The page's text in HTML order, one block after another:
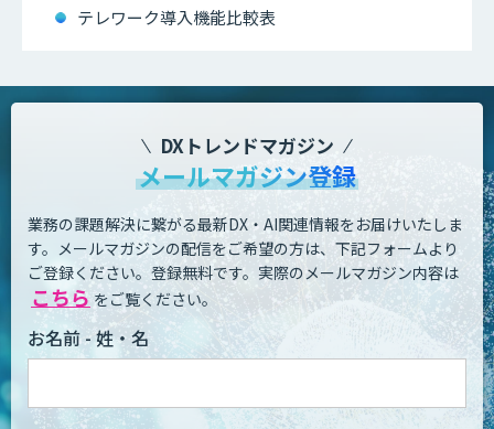
テレワーク導入機能比較表
DXトレンドマガジン
メールマガジン登録
業務の課題解決に繋がる最新DX・AI関連情報をお届けいたしま
す。 メールマガジンの配信をご希望の方は、下記フォームより
ご登録ください。登録無料です。 実際のメールマガジン内容は
こちら をご覧ください。
お名前 - 姓・名